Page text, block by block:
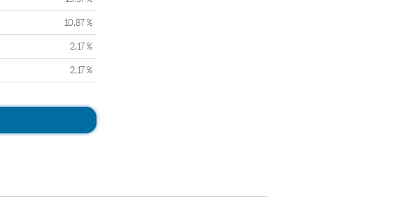
10,87 %
2,17 %
2,17 %